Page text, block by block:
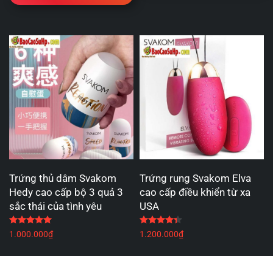
Trứng thủ dâm Svakom
Hedy cao cấp bộ 3 quả 3
sắc thái của tình yêu
5 sao
1.000.000₫
Trứng rung Svakom Elva
cao cấp điều khiển từ xa
USA
1.200.000₫